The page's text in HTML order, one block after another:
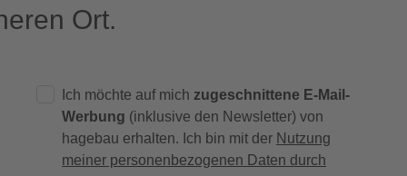
Ort.
Ich möchte auf mich zugeschnittene E-Mail-
Werbung (inklusive den Newsletter) von
hagebau erhalten. Ich bin mit der Nutzung
meiner personenbezogenen Daten durch